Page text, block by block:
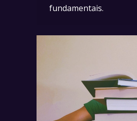
fundamentais.